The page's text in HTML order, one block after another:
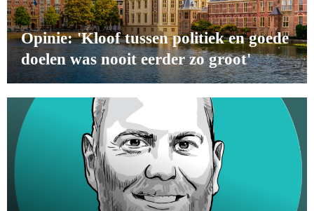
Opinie: 'Kloof tussen politiek en goede
doelen was nooit eerder zo groot'